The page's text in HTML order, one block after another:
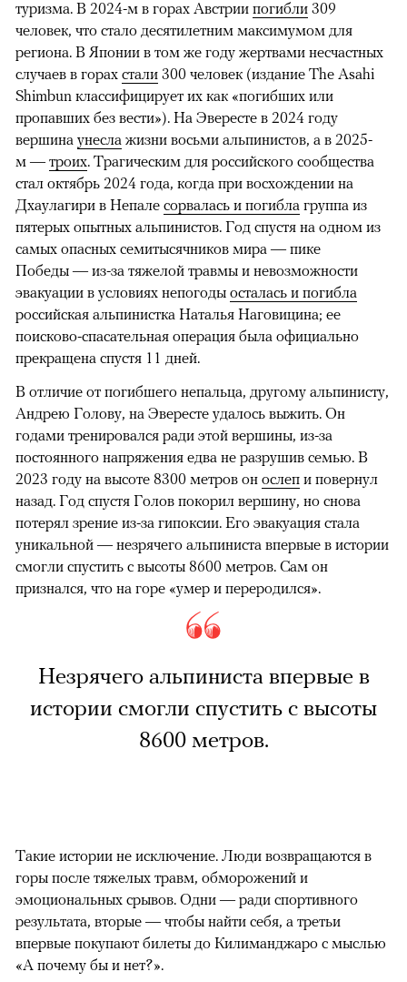
туризма. В 2024-м в горах Австрии погибли 309
человек, что стало десятилетним максимумом для
региона. В Японии в том же году жертвами несчастных
случаев в горах стали 300 человек (издание The Asahi
Shimbun классифицирует их как «погибших или
пропавших без вести»). На Эвересте в 2024 году
вершина унесла жизни восьми альпинистов, а в 2025-
м — троих. Трагическим для российского сообщества
стал октябрь 2024 года, когда при восхождении на
Дхаулагири в Непале сорвалась и погибла группа из
пятерых опытных альпинистов. Год спустя на одном из
самых опасных семитысячников мира — пике
Победы — из-за тяжелой травмы и невозможности
эвакуации в условиях непогоды осталась и погибла
российская альпинистка Наталья Наговицина; ее
поисково-спасательная операция была официально
прекращена спустя 11 дней.
В отличие от погибшего непальца, другому альпинисту,
Андрею Голову, на Эвересте удалось выжить. Он
годами тренировался ради этой вершины, из-за
постоянного напряжения едва не разрушив семью. В
2023 году на высоте 8300 метров он ослеп и повернул
назад. Год спустя Голов покорил вершину, но снова
потерял зрение из-за гипоксии. Его эвакуация стала
уникальной — незрячего альпиниста впервые в истории
смогли спустить с высоты 8600 метров. Сам он
признался, что на горе «умер и переродился».
Незрячего альпиниста впервые в
истории смогли спустить с высоты
8600 метров.
Такие истории не исключение. Люди возвращаются в
горы после тяжелых травм, обморожений и
эмоциональных срывов. Одни — ради спортивного
результата, вторые — чтобы найти себя, а третьи
впервые покупают билеты до Килиманджаро с мыслью
«А почему бы и нет?».